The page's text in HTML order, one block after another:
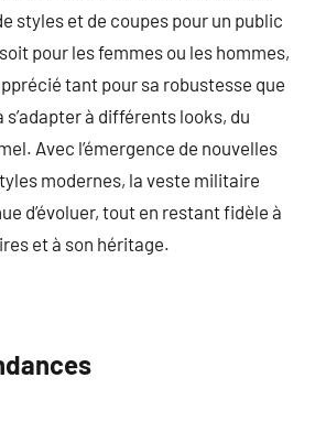
styles et de coupes pour un public
pour les femmes ou les hommes,
tant pour sa robustesse que
à différents looks, du
Avec l’émergence de nouvelles
modernes, la veste militaire
d’évoluer, tout en restant fidèle à
et à son héritage.